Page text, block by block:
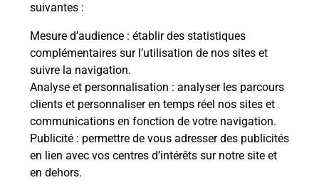
suivantes :
Mesure d’audience : établir des statistiques
complémentaires sur l’utilisation de nos sites et
suivre la navigation.
Analyse et personnalisation : analyser les parcours
clients et personnaliser en temps réel nos sites et
communications en fonction de votre navigation.
Publicité : permettre de vous adresser des publicités
en lien avec vos centres d’intérêts sur notre site et
en dehors.
Boîte aux Lettres La Poste
Prochaine collecte du courrierjeudià 09h00
44 Avenue De Port La Nouvelle
11130 Sigean
Le lien s'ouvre dans un nouvel onglet